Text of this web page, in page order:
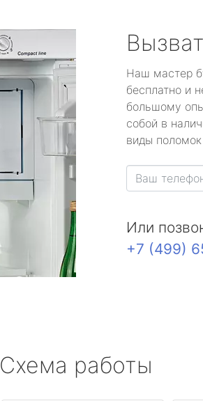
Наш мастер
бесплатно и
большому
собой в
виды
Или
+7 (499)
Схема работы